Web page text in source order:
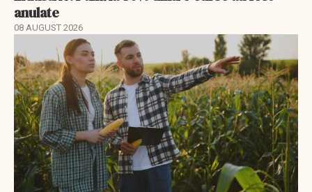
anulate
08 AUGUST 2026